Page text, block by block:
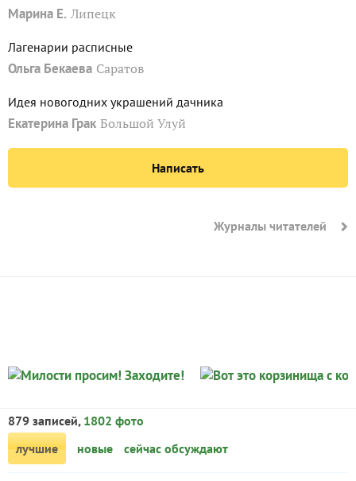
Марина Е. Липецк
Лагенарии расписные
Ольга Бекаева Саратов
Идея новогодних украшений дачника
Екатерина Грак Большой Улуй
Написать
Журналы читателей
879 записей, 1802 фото
лучшие
новые сейчас обсуждают